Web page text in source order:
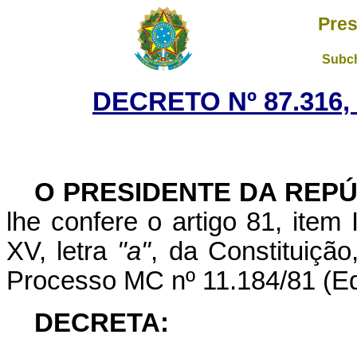
DECRETO Nº
O PRESIDENTE DA
lhe confere o artigo 81,
XV, letra "a", da
Processo MC nº 11.184/81
DECRETA: